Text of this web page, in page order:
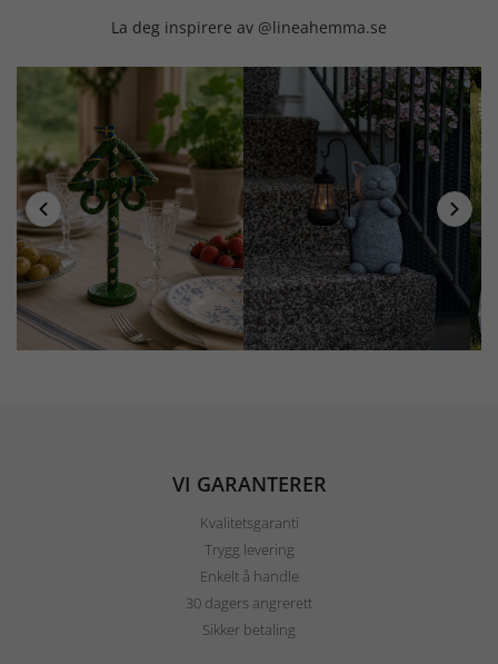
La deg inspirere av @lineahemma.se
VI GARANTERER
Kvalitetsgaranti
Trygg levering
Enkelt å handle
30 dagers angrerett
Sikker betaling